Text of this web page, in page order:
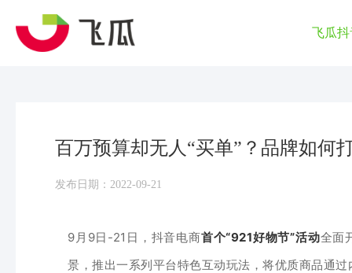
飞瓜抖
百万预算却无人“买单”？品牌如何
发布日期：2022-09-21
9月9日-21日，抖音电商首个“921好物节”活动全面
景，推出一系列平台特色互动玩法，将优质商品通